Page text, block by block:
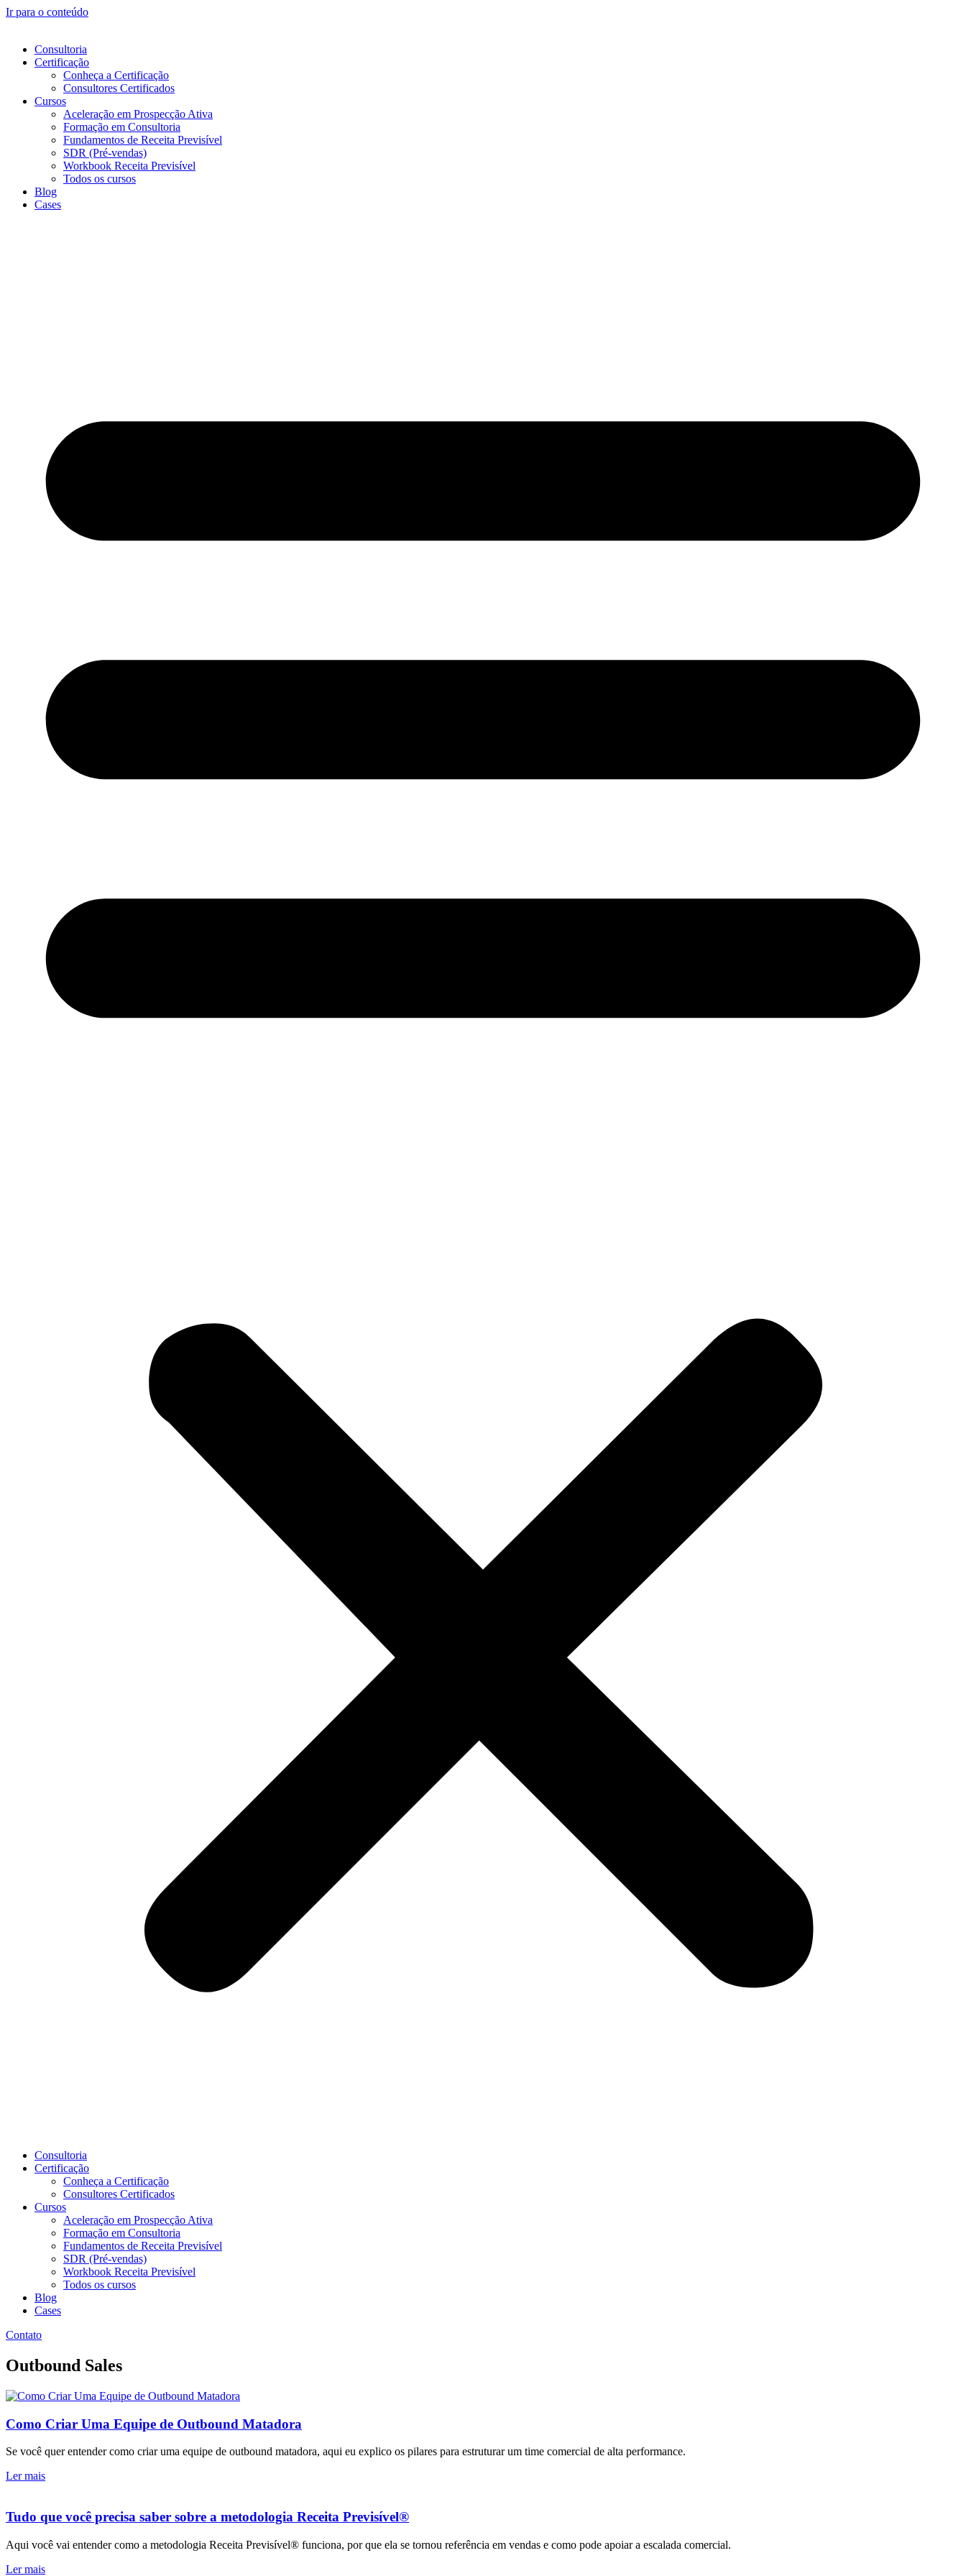
Ir para o conteúdo
Consultoria
Certificação
Conheça a Certificação
Consultores Certificados
Cursos
Aceleração em Prospecção Ativa
Formação em Consultoria
Fundamentos de Receita Previsível
SDR (Pré-vendas)
Workbook Receita Previsível
Todos os cursos
Blog
Cases
Consultoria
Certificação
Conheça a Certificação
Consultores Certificados
Cursos
Aceleração em Prospecção Ativa
Formação em Consultoria
Fundamentos de Receita Previsível
SDR (Pré-vendas)
Workbook Receita Previsível
Todos os cursos
Blog
Cases
Contato
Outbound Sales
Como Criar Uma Equipe de Outbound Matadora
Se você quer entender como criar uma equipe de outbound matadora, aqui eu explico os pilares para estruturar um time comercial de alta performance.
Ler mais
Tudo que você precisa saber sobre a metodologia Receita Previsível®
Aqui você vai entender como a metodologia Receita Previsível® funciona, por que ela se tornou referência em vendas e como pode apoiar a escalada comercial.
Ler mais